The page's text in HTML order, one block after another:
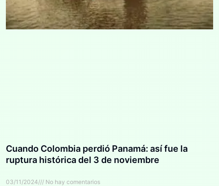
Cuando Colombia perdió Panamá: así fue la
ruptura histórica del 3 de noviembre
03/11/2024 No hay comentarios